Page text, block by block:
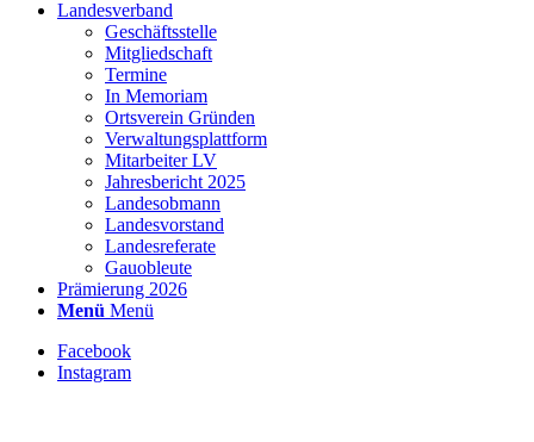
Landesverband
Geschäftsstelle
Mitgliedschaft
Termine
In Memoriam
Ortsverein Gründen
Verwaltungsplattform
Mitarbeiter LV
Jahresbericht 2025
Landesobmann
Landesvorstand
Landesreferate
Gauobleute
Prämierung 2026
Menü Menü
Facebook
Instagram